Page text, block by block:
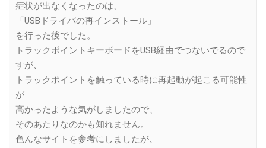
症状が出なくなったのは、
「USBドライバの再インストール」
を行った後でした。
トラックポイントキーボードをUSB経由でつないでるので
すが、
トラックポイントを触っている時に再起動が起こる可能性
が
高かったような気がしましたので、
そのあたりなのかも知れません。
色んなサイトを参考にしましたが、